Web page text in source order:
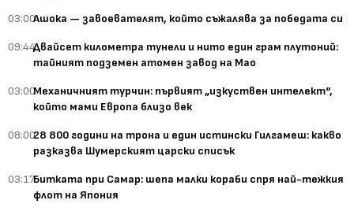
03:00Ашока — завоевателят, който съжалява за победата си
09:44Двайсет километра тунели и нито един грам плутоний:
тайният подземен атомен завод на Мао
03:00Механичният турчин: първият „изкуствен интелект“,
който мами Европа близо век
08:0028 800 години на трона и един истински Гилгамеш: какво
разказва Шумерският царски списък
03:17Битката при Самар: шепа малки кораби спря най-тежкия
флот на Япония